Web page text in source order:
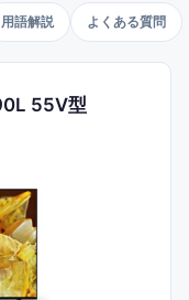
といった主要メーカー
リです。このページ
。
用語解説 よくある質問
55V型